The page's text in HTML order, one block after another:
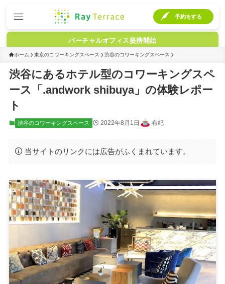
バーチャルオフィス提携開始
予約をする
ホーム 東京のコワーキングスペース 渋谷のコワーキングスペース
渋谷にあるホテル型のコワーキングスペ
ース「.andwork shibuya」の体験レポー
ト
渋谷のコワーキングスペース 2022年8月1日 有紀
当サイトのリンクには広告がふくまれています。